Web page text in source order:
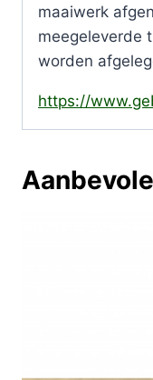
maaiwerk
meegeleverde
worden
https://